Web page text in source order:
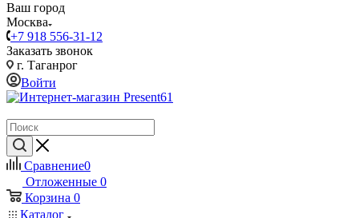
Ваш город
Москва
+7 918 556-31-12
Заказать звонок
г. Таганрог
Войти
Сравнение0
Отложенные 0
Корзина 0
Каталог